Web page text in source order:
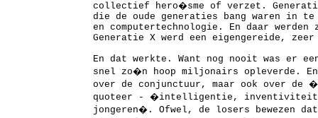
collectief hero�sme of verzet.
die de oude generaties bang waren in
en computertechnologie. En daar
Generatie X werd een eigengereide,
En dat werkte. Want nog nooit was er
snel zo�n hoop miljonairs opleverde.
over de conjunctuur, maar ook over
quoteer - �intelligentie, inventiviteit
jongeren�. Ofwel, de losers bewezen